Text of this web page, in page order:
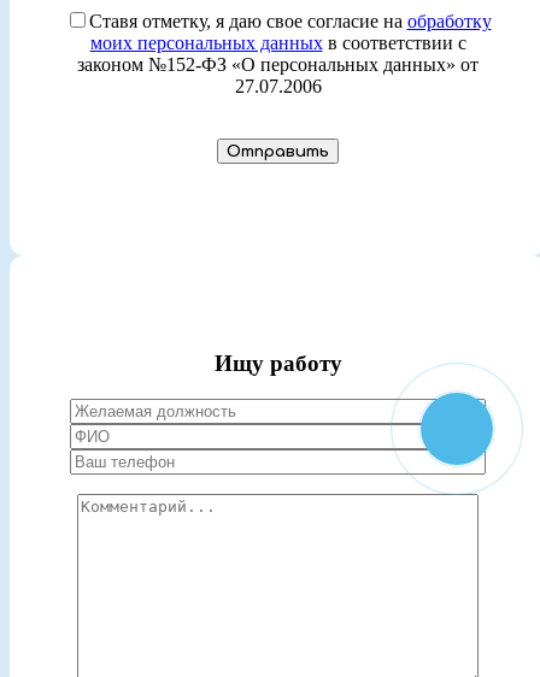
Ставя отметку, я даю свое согласие на обработку
моих персональных данныхв соответствии с
законом №152-ФЗ «О персональных данных» от
27.07.2006
Ищу работу